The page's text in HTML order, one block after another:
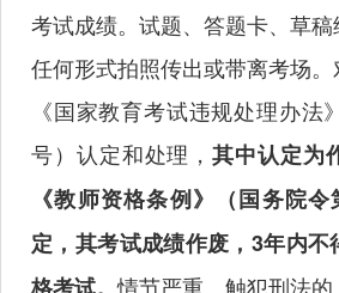
考试成绩。试题、答题卡、草
任何形式拍照传出或带离考场
《国家教育考试违规处理办法
号）认定和处理，其中认定为
《教师资格条例》（国务院
定，其考试成绩作废，3年内
情节严重、触犯刑法